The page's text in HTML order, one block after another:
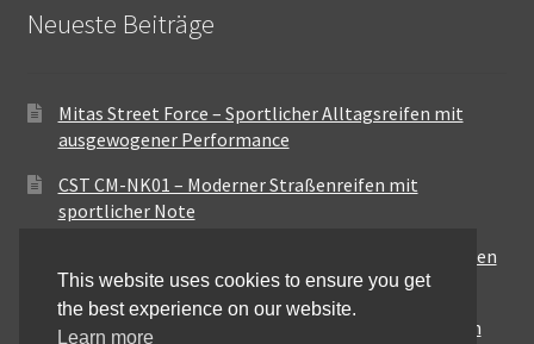
Neueste Beiträge
Mitas Street Force – Sportlicher Alltagsreifen mit
ausgewogener Performance
CST CM-NK01 – Moderner Straßenreifen mit
sportlicher Note
Maxxis MA-ST3 – Ausgewogener Sport-Touring-Reifen
für vielseitige Einsätze
Pirelli City Demon – Zuverlässigkeit für den urbanen
This website uses cookies to ensure you get
the best experience on our website.
Learn more